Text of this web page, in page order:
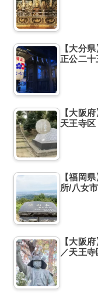
【大分
正公二
【大阪
天王寺区
【福岡
所/八女
【大阪
／天王寺